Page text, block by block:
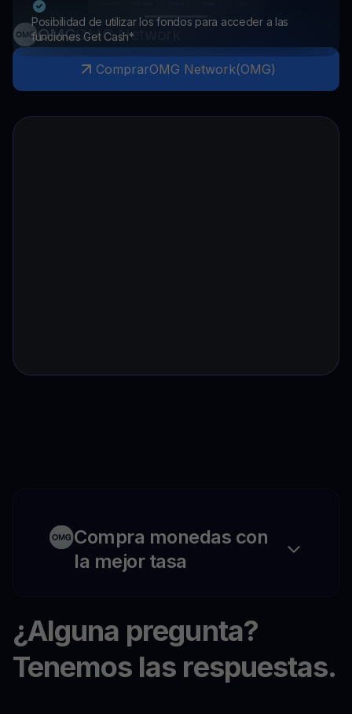
Posibilidad de utilizar los fondos para acceder a las
funciones Get Cash*
OMGOMG Network
ComprarOMG Network(OMG)
Compra monedas con
la mejor tasa
¿Alguna pregunta?
Tenemos las respuestas.